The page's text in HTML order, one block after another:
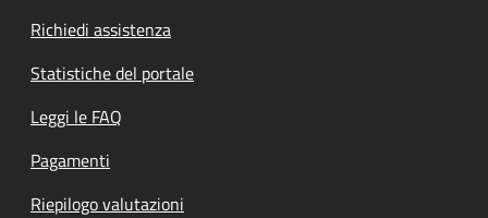
Richiedi assistenza
Statistiche del portale
Leggi le FAQ
Pagamenti
Riepilogo valutazioni